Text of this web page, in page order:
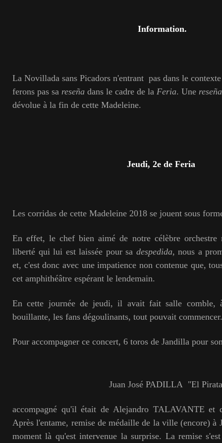
Information.
La Novillada sans Picadors n'entrant pas dans le
ferons pas sa reseña dans le cadre de la Feria. Une reseña
dévolue à la fin de cette Madeleine.
Jeudi, 2e de Feria
Les corridas de cette Madeleine 2018 se jouent sous
En effet, le chef bien aimé de notre célèbre
liberté qui lui est laissée pour sa despedida, nous a
et, c'est donc avec une impatience non contenue que,
cet amphithéâtre espérant le lendemain.
En cette journée de jeudi, il avait fait salle comble,
bouillante, les fans dégoulinants, tout pouvait commencer.
Pour accompagner ce concert, 6 toros de Jandilla pour
Juan José PADILLA "El
accompagné qu'il était de Alejandro TALAVANTE et
Après l'entame, remise de médaille de la ville (encore) à
moment là qu'est intervenue la surprise. La remise